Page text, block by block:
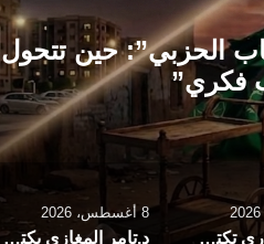
الحزبي”: حين تتحول
فكري”
ساسية بكاري تكتب: اتفاق مكة.. حين يسبق مصنع السلاح تعريف العدو
8 أغسطس، 2026
د.تامر المغازي يكتب: حين نضجت.. تغير كل شيء وماذا وجدت بعد أن تركت؟ (2)